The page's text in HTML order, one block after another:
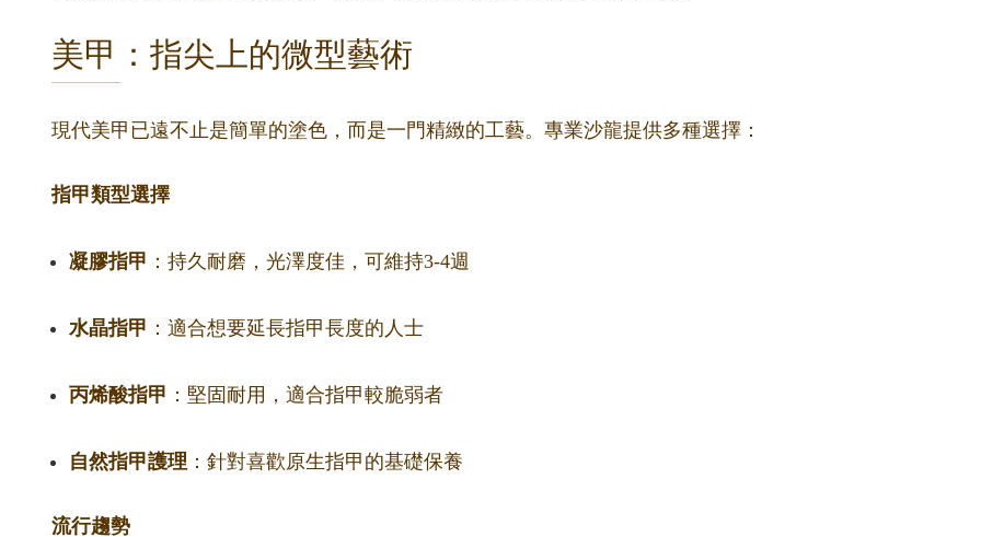
美甲：指尖上的微型藝術
現代美甲已遠不止是簡單的塗色，而是一門精緻的工藝。專業沙龍提供多種選擇：
指甲類型選擇
凝膠指甲 ：持久耐磨，光澤度佳，可維持3-4週
水晶指甲 ：適合想要延長指甲長度的人士
丙烯酸指甲 ：堅固耐用，適合指甲較脆弱者
自然指甲護理 ：針對喜歡原生指甲的基礎保養
流行趨勢